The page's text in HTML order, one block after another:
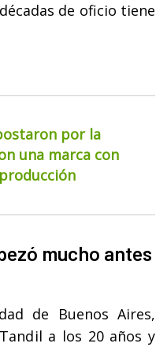
de oficio tiene
por la
una marca con
mucho antes
de Buenos Aires,
a los 20 años y